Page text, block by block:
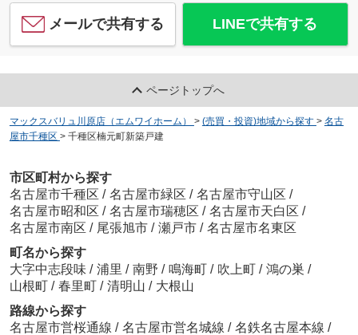
メールで共有する LINEで共有する
ページトップへ
マックスバリュ川原店（エムワイホーム） > (売買・投資)地域から探す > 名古
屋市千種区 > 千種区楠元町新築戸建
市区町村から探す
名古屋市千種区 / 名古屋市緑区 / 名古屋市守山区 /
名古屋市昭和区 / 名古屋市瑞穂区 / 名古屋市天白区 /
名古屋市南区 / 尾張旭市 / 瀬戸市 / 名古屋市名東区
町名から探す
大字中志段味 / 浦里 / 南野 / 鳴海町 / 吹上町 / 鴻の巣 /
山根町 / 春里町 / 清明山 / 大根山
路線から探す
名古屋市営桜通線 / 名古屋市営名城線 / 名鉄名古屋本線 /